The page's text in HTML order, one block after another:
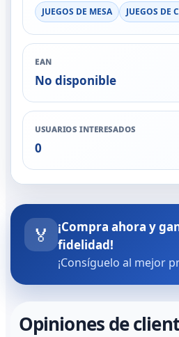
JUEGOS DE MESA JUEGOS DE
EAN
No disponible
USUARIOS INTERESADOS
0
🏅
¡Compra ahora y
fidelidad!
¡Consíguelo al mejor
Opiniones de